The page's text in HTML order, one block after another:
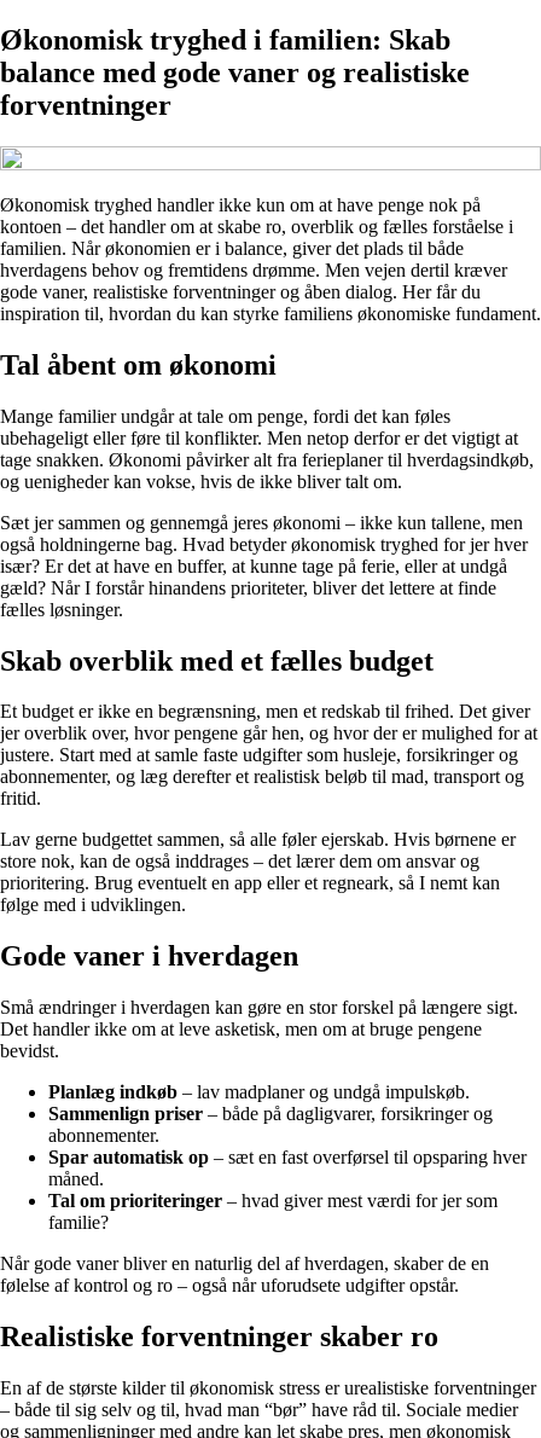
Økonomisk tryghed i familien: Skab
balance med gode vaner og realistiske
forventninger
Økonomisk tryghed handler ikke kun om at have penge nok på
kontoen – det handler om at skabe ro, overblik og fælles forståelse i
familien. Når økonomien er i balance, giver det plads til både
hverdagens behov og fremtidens drømme. Men vejen dertil kræver
gode vaner, realistiske forventninger og åben dialog. Her får du
inspiration til, hvordan du kan styrke familiens økonomiske fundament.
Tal åbent om økonomi
Mange familier undgår at tale om penge, fordi det kan føles
ubehageligt eller føre til konflikter. Men netop derfor er det vigtigt at
tage snakken. Økonomi påvirker alt fra ferieplaner til hverdagsindkøb,
og uenigheder kan vokse, hvis de ikke bliver talt om.
Sæt jer sammen og gennemgå jeres økonomi – ikke kun tallene, men
også holdningerne bag. Hvad betyder økonomisk tryghed for jer hver
især? Er det at have en buffer, at kunne tage på ferie, eller at undgå
gæld? Når I forstår hinandens prioriteter, bliver det lettere at finde
fælles løsninger.
Skab overblik med et fælles budget
Et budget er ikke en begrænsning, men et redskab til frihed. Det giver
jer overblik over, hvor pengene går hen, og hvor der er mulighed for at
justere. Start med at samle faste udgifter som husleje, forsikringer og
abonnementer, og læg derefter et realistisk beløb til mad, transport og
fritid.
Lav gerne budgettet sammen, så alle føler ejerskab. Hvis børnene er
store nok, kan de også inddrages – det lærer dem om ansvar og
prioritering. Brug eventuelt en app eller et regneark, så I nemt kan
følge med i udviklingen.
Gode vaner i hverdagen
Små ændringer i hverdagen kan gøre en stor forskel på længere sigt.
Det handler ikke om at leve asketisk, men om at bruge pengene
bevidst.
Planlæg indkøb – lav madplaner og undgå impulskøb.
Sammenlign priser – både på dagligvarer, forsikringer og
abonnementer.
Spar automatisk op – sæt en fast overførsel til opsparing hver
måned.
Tal om prioriteringer – hvad giver mest værdi for jer som
familie?
Når gode vaner bliver en naturlig del af hverdagen, skaber de en
følelse af kontrol og ro – også når uforudsete udgifter opstår.
Realistiske forventninger skaber ro
En af de største kilder til økonomisk stress er urealistiske forventninger
– både til sig selv og til, hvad man “bør” have råd til. Sociale medier
og sammenligninger med andre kan let skabe pres, men økonomisk